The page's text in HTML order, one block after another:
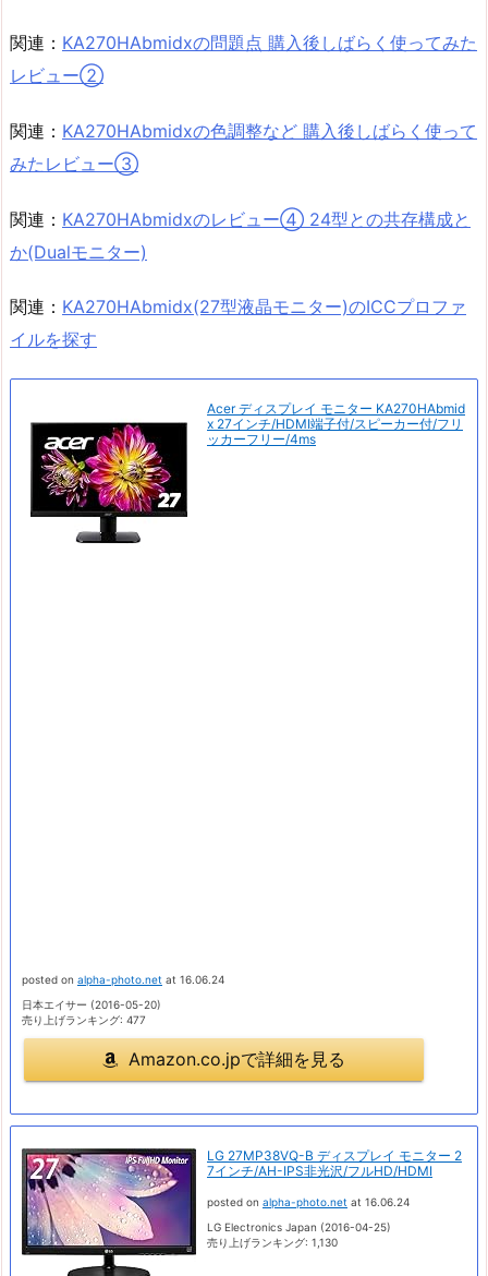
関連： KA270HAbmidxの問題点 購入後しばらく使ってみた
レビュー②
関連： KA270HAbmidxの色調整など 購入後しばらく使って
みたレビュー③
関連： KA270HAbmidxのレビュー④ 24型との共存構成と
か(Dualモニター)
関連： KA270HAbmidx(27型液晶モニター)のICCプロファ
イルを探す
Acer ディスプレイ モニター KA270HAbmid
x 27インチ/HDMI端子付/スピーカー付/フリ
ッカーフリー/4ms
posted on alpha-photo.net at 16.06.24
日本エイサー (2016-05-20)
売り上げランキング: 477
Amazon.co.jpで詳細を見る
LG 27MP38VQ-B ディスプレイ モニター 2
7インチ/AH-IPS非光沢/フルHD/HDMI
posted on alpha-photo.net at 16.06.24
LG Electronics Japan (2016-04-25)
売り上げランキング: 1,130